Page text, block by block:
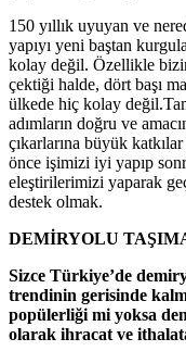
150 yıllık uyuyan ve
yapıyı yeni baştan
kolay değil. Özellikle
çektiği halde, dört başı
ülkede hiç kolay
adımların doğru ve
çıkarlarına büyük
önce işimizi iyi yapıp
eleştirilerimizi yaparak
destek olmak.
DEMİRYOLU
Sizce Türkiye’de
trendinin gerisinde
popülerliği mi yoksa
olarak ihracat ve ithalata